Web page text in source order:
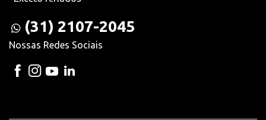
(31) 2107-2045
Nossas Redes Sociais